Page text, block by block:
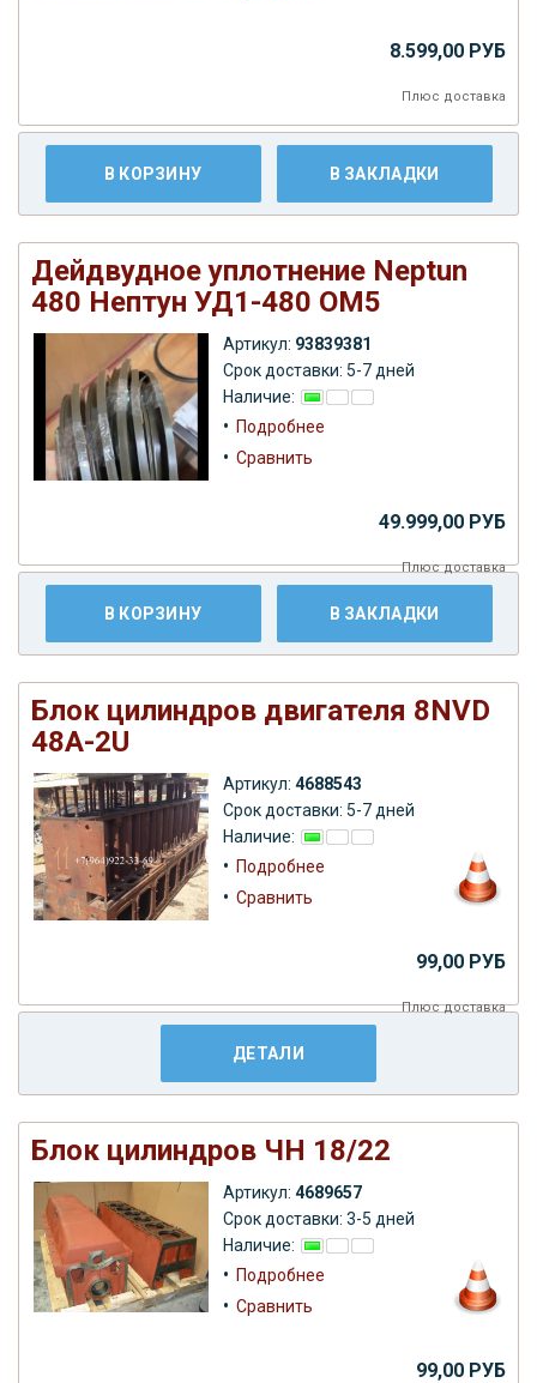
8.599,00 РУБ
Плюс доставка
В КОРЗИНУ В ЗАКЛАДКИ
Дейдвудное уплотнение Neptun
480 Нептун УД1-480 ОМ5
Артикул: 93839381
Срок доставки: 5-7 дней
Наличие:
• Подробнее
• Сравнить
49.999,00 РУБ
Плюсдоставка
В КОРЗИНУ В ЗАКЛАДКИ
Блок цилиндров двигателя 8NVD
48A-2U
Артикул: 4688543
Срок доставки: 5-7 дней
Наличие:
• Подробнее
• Сравнить
99,00 РУБ
Плюсдоставка
ДЕТАЛИ
Блок цилиндров ЧН 18/22
Артикул: 4689657
Срок доставки: 3-5 дней
Наличие:
• Подробнее
• Сравнить
99,00 РУБ